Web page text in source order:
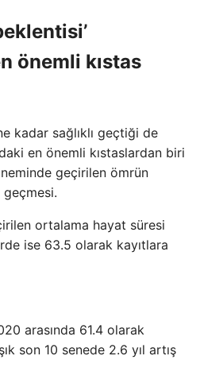
önemli kıstas
kadar sağlıklı geçtiği de
en önemli kıstaslardan biri
geçirilen ömrün
geçmesi.
ortalama hayat süresi
ise 63.5 olarak kayıtlara
arasında 61.4 olarak
son 10 senede 2.6 yıl artış